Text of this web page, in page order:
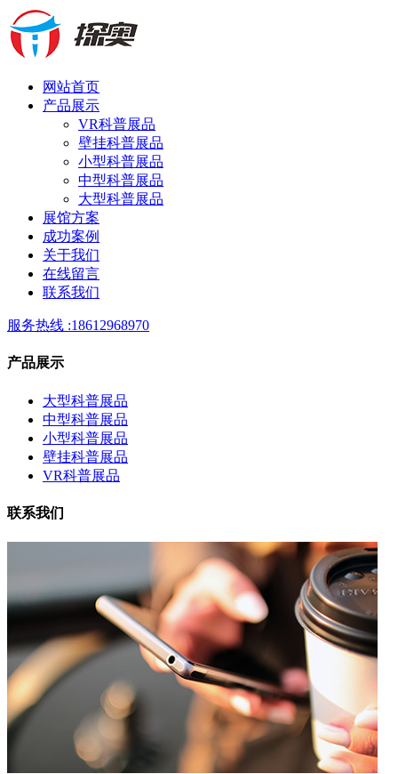
网站首页
产品展示
VR科普展品
壁挂科普展品
小型科普展品
中型科普展品
大型科普展品
展馆方案
成功案例
关于我们
在线留言
联系我们
服务热线 :18612968970
产品展示
大型科普展品
中型科普展品
小型科普展品
壁挂科普展品
VR科普展品
联系我们